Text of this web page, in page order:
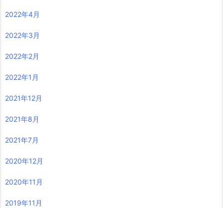
2022年4月
2022年3月
2022年2月
2022年1月
2021年12月
2021年8月
2021年7月
2020年12月
2020年11月
2019年11月